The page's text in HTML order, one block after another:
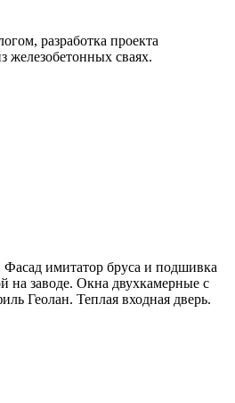
разработка проекта
железобетонных сваях.
Фасад имитатор бруса и подшивка
на заводе. Окна двухкамерные с
Геолан. Теплая входная дверь.